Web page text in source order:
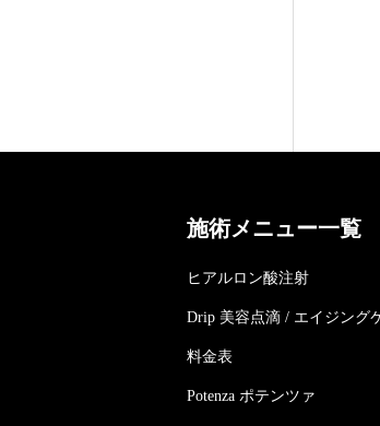
施術メニュー一覧
ヒアルロン酸注射
Drip 美容点滴 / エイジング
料金表
Potenza ポテンツァ